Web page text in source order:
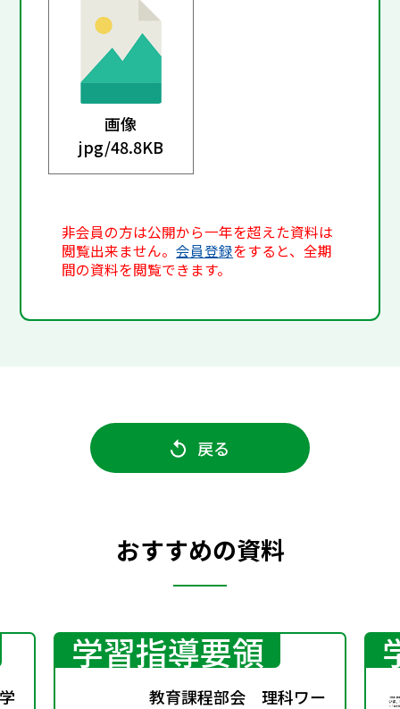
画像
jpg/48.8KB
非会員の方は公開から一年を超えた資料は
閲覧出来ません。会員登録をすると、全期
間の資料を閲覧できます。
戻る
おすすめの資料
学習指導要領
教育課程部会 理科ワー